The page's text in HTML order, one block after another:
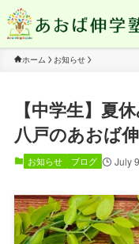
ホーム お知らせ
【中学生】夏
八戸のあおば
お知らせ ブログ July